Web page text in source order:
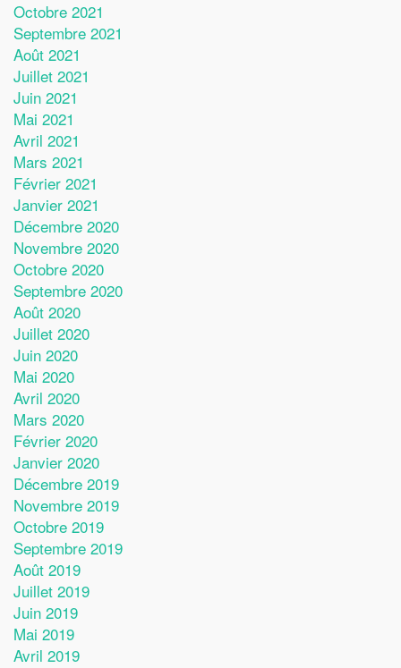
Octobre 2021
Septembre 2021
Août 2021
Juillet 2021
Juin 2021
Mai 2021
Avril 2021
Mars 2021
Février 2021
Janvier 2021
Décembre 2020
Novembre 2020
Octobre 2020
Septembre 2020
Août 2020
Juillet 2020
Juin 2020
Mai 2020
Avril 2020
Mars 2020
Février 2020
Janvier 2020
Décembre 2019
Novembre 2019
Octobre 2019
Septembre 2019
Août 2019
Juillet 2019
Juin 2019
Mai 2019
Avril 2019